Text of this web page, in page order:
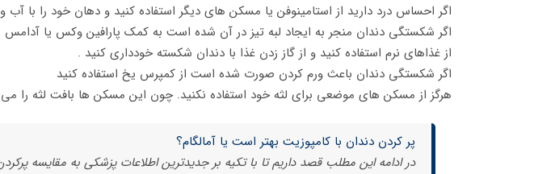
اگر احساس درد دارید از استامینوفن یا مسکن های دیگر استفاده کنید و دهان خود را
اگر شکستگی دندان منجر به ایجاد لبه تیز در آن شده است به کمک پارافین وکس یا آدامس
از غذاهای نرم استفاده کنید و از گاز زدن غذا با دندان شکسته خودداری کنید .
اگر شکستگی دندان باعث ورم کردن صورت شده است از کمپرس یخ استفاده کنید
هرگز از مسکن های موضعی برای لثه خود استفاده نکنید. چون این مسکن ها بافت لثه را می
پر کردن دندان با کامپوزیت بهتر است یا آمالگام؟
در ادامه این مطلب قصد داریم تا با تکیه بر جدیدترین اطلاعات پزشکی به مقایسه